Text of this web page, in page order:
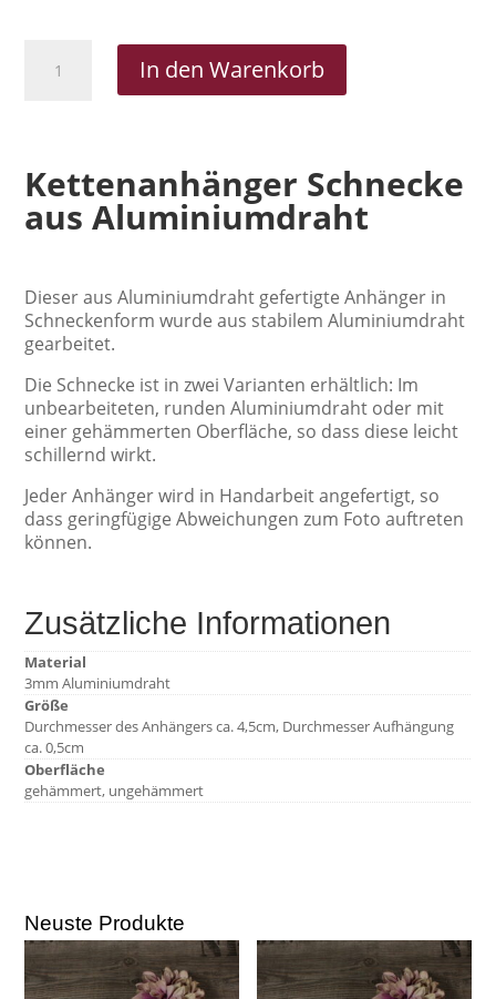
Kettenanhänger
Schnecke
In den Warenkorb
Kettenanhänger Schnecke
aus Aluminiumdraht
Dieser aus Aluminiumdraht gefertigte Anhänger in
Schneckenform wurde aus stabilem Aluminiumdraht
gearbeitet.
Die Schnecke ist in zwei Varianten erhältlich: Im
unbearbeiteten, runden Aluminiumdraht oder mit
einer gehämmerten Oberfläche, so dass diese leicht
schillernd wirkt.
Jeder Anhänger wird in Handarbeit angefertigt, so
dass geringfügige Abweichungen zum Foto auftreten
können.
Zusätzliche Informationen
Material
3mm Aluminiumdraht
Größe
Durchmesser des Anhängers ca. 4,5cm, Durchmesser Aufhängung
ca. 0,5cm
Oberfläche
gehämmert, ungehämmert
Neuste Produkte